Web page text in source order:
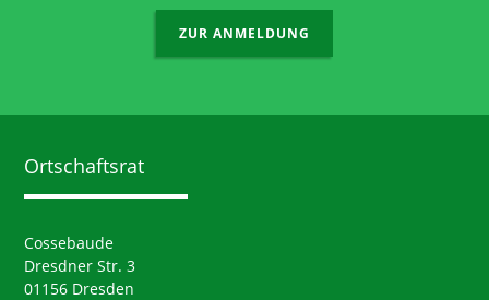
ZUR ANMELDUNG
Ortschaftsrat
Cossebaude
Dresdner Str. 3
01156 Dresden